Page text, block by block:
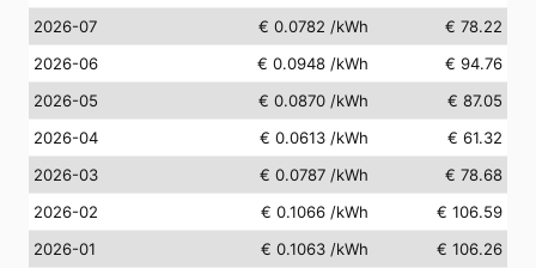
2026-07
€ 0.0782 /kWh
€ 78.22
2026-06
€ 0.0948 /kWh
€ 94.76
2026-05
€ 0.0870 /kWh
€ 87.05
2026-04
€ 0.0613 /kWh
€ 61.32
2026-03
€ 0.0787 /kWh
€ 78.68
2026-02
€ 0.1066 /kWh
€ 106.59
2026-01
€ 0.1063 /kWh
€ 106.26